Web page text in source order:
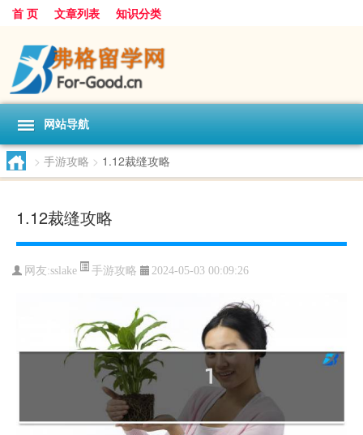
首 页 文章列表 知识分类
网站导航
> 手游攻略 > 1.12裁缝攻略
1.12裁缝攻略
网友:sslake 手游攻略 2024-05-03 00:09:26